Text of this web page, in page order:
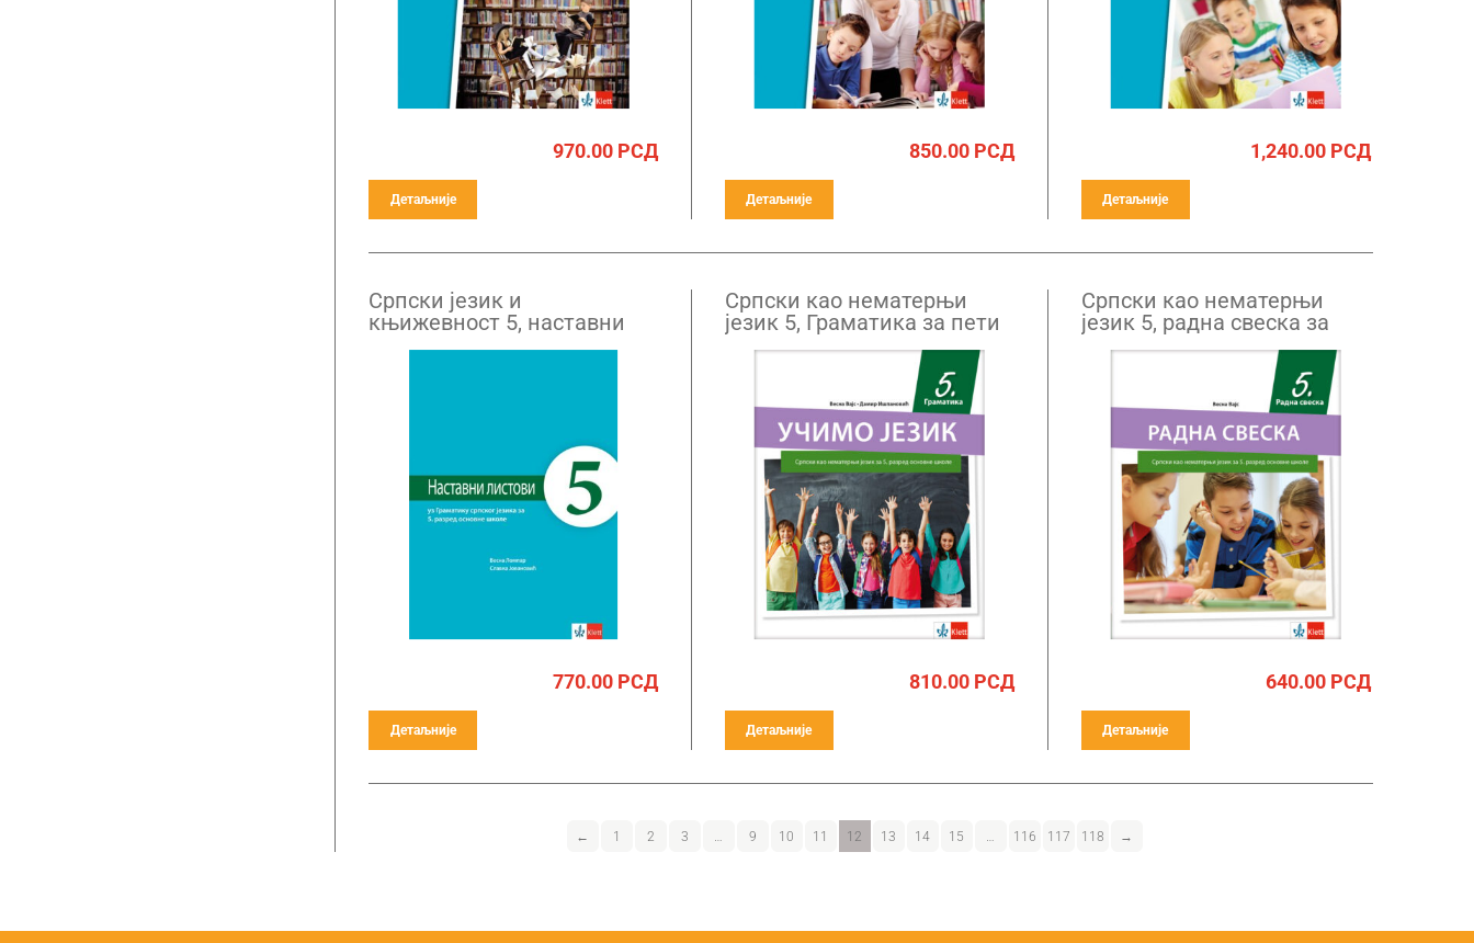
970.00РСД
Детаљније
850.00РСД
Детаљније
1,240.00РСД
Детаљније
Српски језик и
књижевност 5, наставни
листови уз Граматику за
770.00РСД
Детаљније
Српски као нематерњи
језик 5, Граматика за пети
разред
810.00РСД
Детаљније
Српски као нематерњи
језик 5, радна свеска за
пети разред
640.00РСД
Детаљније
← 1 2 3 … 9 10 11 12 13 14 15 … 116 117 118 →